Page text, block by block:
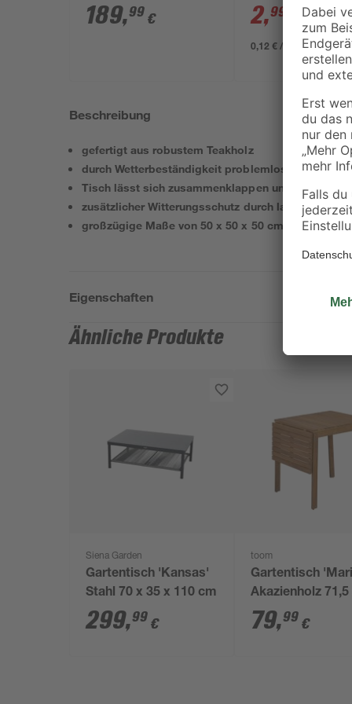
schwarz 4er-Set
189,99 € 2,99 3,29 €
0,12 € / Kilogramm
Beschreibung
gefertigt aus robustem Teakholz
durch Wetterbeständigkeit problemlos im
Tisch lässt sich zusammenklappen und
zusätzlicher Witterungsschutz durch lasierte
großzügige Maße von 50 x 50 x 50 cm
Eigenschaften
Ähnliche Produkte
Siena Garden
Gartentisch 'Kansas'
Stahl 70 x 35 x 110 cm
299,99 €
toom
Gartentisch
Akazienholz 71,5
x 75 cm
79,99 €